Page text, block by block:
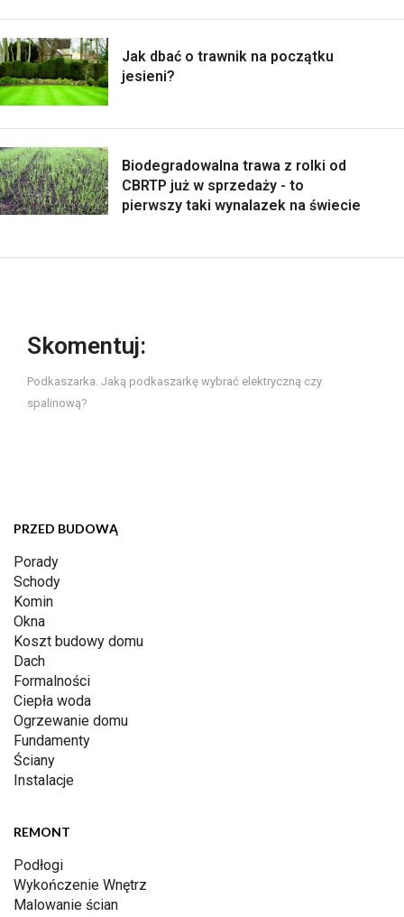
Jak dbać o trawnik na początku
jesieni?
Biodegradowalna trawa z rolki od
CBRTP już w sprzedaży - to
pierwszy taki wynalazek na świecie
Skomentuj:
Podkaszarka. Jaką podkaszarkę wybrać elektryczną czy
spalinową?
PRZED BUDOWĄ
Porady
Schody
Komin
Okna
Koszt budowy domu
Dach
Formalności
Ciepła woda
Ogrzewanie domu
Fundamenty
Ściany
Instalacje
REMONT
Podłogi
Wykończenie Wnętrz
Malowanie ścian